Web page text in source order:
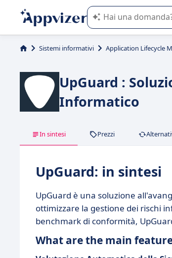
L'IA di Appvizer vi
Sistemi informativi Application Lifecycle
UpGuard :
Informatico
In sintesi Prezzi
UpGuard: in sintesi
UpGuard è una soluzione
ottimizzare la gestione dei rischi
benchmark di conformità,
What are the main